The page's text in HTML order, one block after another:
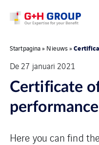
Startpagina» Nieuws»
De 27 januari 2021
Certificate
performance
Here you can find